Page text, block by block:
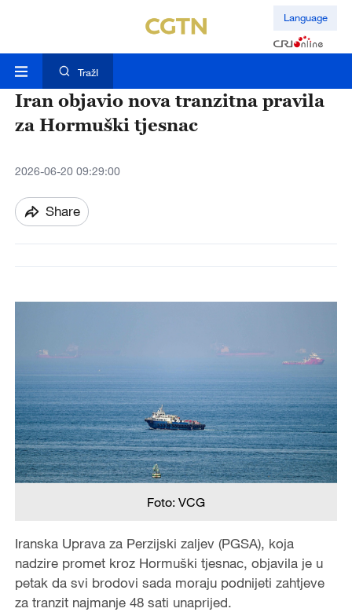
Language
TražI
Iran objavio nova tranzitna pravila
za Hormuški tjesnac
2026-06-20 09:29:00
Share
Foto: VCG
Iranska Uprava za Perzijski zaljev (PGSA), koja
nadzire promet kroz Hormuški tjesnac, objavila je u
petak da svi brodovi sada moraju podnijeti zahtjeve
za tranzit najmanje 48 sati unaprijed.